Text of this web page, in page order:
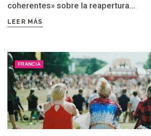
coherentes» sobre la reapertura...
LEER MÁS
FRANCIA